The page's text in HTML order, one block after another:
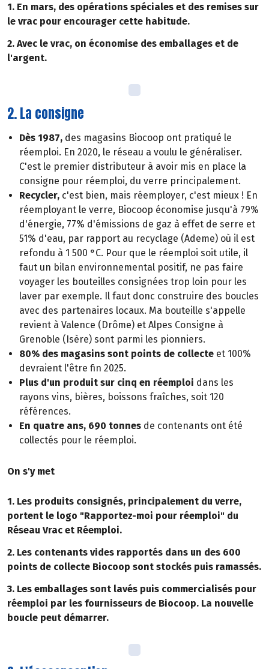
1. En mars, des opérations spéciales et des remises sur
le vrac pour encourager cette habitude.
2. Avec le vrac, on économise des emballages et de
l'argent.
2. La consigne
Dès 1987, des magasins Biocoop ont pratiqué le
réemploi. En 2020, le réseau a voulu le généraliser.
C'est le premier distributeur à avoir mis en place la
consigne pour réemploi, du verre principalement.
Recycler, c'est bien, mais réemployer, c'est mieux ! En
réemployant le verre, Biocoop économise jusqu'à 79%
d'énergie, 77% d'émissions de gaz à effet de serre et
51% d'eau, par rapport au recyclage (Ademe) où il est
refondu à 1 500 °C. Pour que le réemploi soit utile, il
faut un bilan environnemental positif, ne pas faire
voyager les bouteilles consignées trop loin pour les
laver par exemple. Il faut donc construire des boucles
avec des partenaires locaux. Ma bouteille s'appelle
revient à Valence (Drôme) et Alpes Consigne à
Grenoble (Isère) sont parmi les pionniers.
80% des magasins sont points de collecte et 100%
devraient l'être fin 2025.
Plus d'un produit sur cinq en réemploi dans les
rayons vins, bières, boissons fraîches, soit 120
références.
En quatre ans, 690 tonnes de contenants ont été
collectés pour le réemploi.
On s'y met
1. Les produits consignés, principalement du verre,
portent le logo "Rapportez-moi pour réemploi" du
Réseau Vrac et Réemploi.
2. Les contenants vides rapportés dans un des 600
points de collecte Biocoop sont stockés puis ramassés.
3. Les emballages sont lavés puis commercialisés pour
réemploi par les fournisseurs de Biocoop. La nouvelle
boucle peut démarrer.